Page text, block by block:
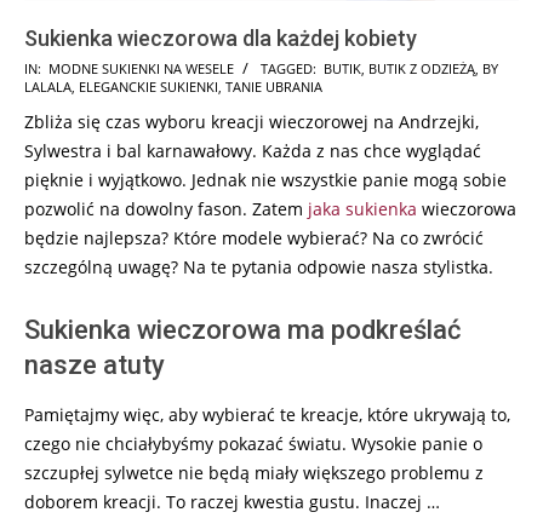
Sukienka wieczorowa dla każdej kobiety
2024-
01-
13
IN: MODNE SUKIENKI NA WESELE TAGGED: BUTIK, BUTIK Z ODZIEŻĄ, BY
LALALA, ELEGANCKIE SUKIENKI, TANIE UBRANIA
Zbliża się czas wyboru kreacji wieczorowej na Andrzejki,
Sylwestra i bal karnawałowy. Każda z nas chce wyglądać
pięknie i wyjątkowo. Jednak nie wszystkie panie mogą sobie
pozwolić na dowolny fason. Zatem jaka sukienka wieczorowa
będzie najlepsza? Które modele wybierać? Na co zwrócić
szczególną uwagę? Na te pytania odpowie nasza stylistka.
Sukienka wieczorowa ma podkreślać
nasze atuty
Pamiętajmy więc, aby wybierać te kreacje, które ukrywają to,
czego nie chciałybyśmy pokazać światu. Wysokie panie o
szczupłej sylwetce nie będą miały większego problemu z
doborem kreacji. To raczej kwestia gustu. Inaczej …